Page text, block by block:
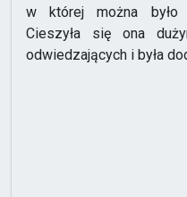
w której można było
Cieszyła się ona
odwiedzających i była